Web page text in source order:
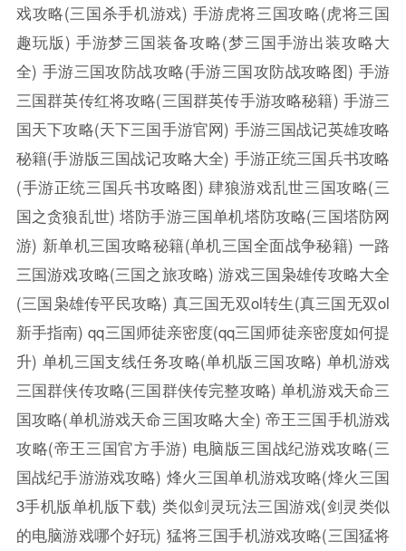
戏攻略(三国杀手机游戏) 手游虎将三国攻略(虎将三国
趣玩版) 手游梦三国装备攻略(梦三国手游出装攻略大
全) 手游三国攻防战攻略(手游三国攻防战攻略图) 手游
三国群英传红将攻略(三国群英传手游攻略秘籍) 手游三
国天下攻略(天下三国手游官网) 手游三国战记英雄攻略
秘籍(手游版三国战记攻略大全) 手游正统三国兵书攻略
(手游正统三国兵书攻略图) 肆狼游戏乱世三国攻略(三
国之贪狼乱世) 塔防手游三国单机塔防攻略(三国塔防网
游) 新单机三国攻略秘籍(单机三国全面战争秘籍) 一路
三国游戏攻略(三国之旅攻略) 游戏三国枭雄传攻略大全
(三国枭雄传平民攻略) 真三国无双ol转生(真三国无双ol
新手指南) qq三国师徒亲密度(qq三国师徒亲密度如何提
升) 单机三国支线任务攻略(单机版三国攻略) 单机游戏
三国群侠传攻略(三国群侠传完整攻略) 单机游戏天命三
国攻略(单机游戏天命三国攻略大全) 帝王三国手机游戏
攻略(帝王三国官方手游) 电脑版三国战纪游戏攻略(三
国战纪手游游戏攻略) 烽火三国单机游戏攻略(烽火三国
3手机版单机版下载) 类似剑灵玩法三国游戏(剑灵类似
的电脑游戏哪个好玩) 猛将三国手机游戏攻略(三国猛将